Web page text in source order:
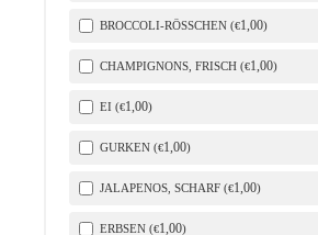
BROCCOLI-RÖSSCHEN (€1,00)
CHAMPIGNONS, FRISCH (€1,00)
EI (€1,00)
GURKEN (€1,00)
JALAPENOS, SCHARF (€1,00)
ERBSEN (€1,00)